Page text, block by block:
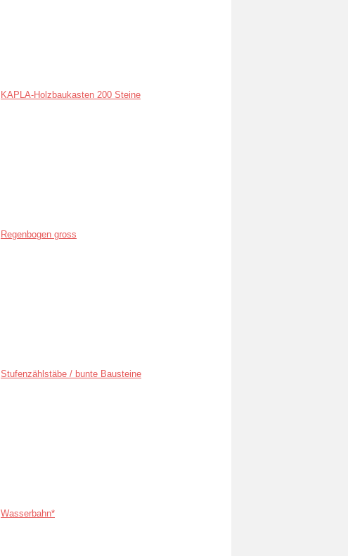
KAPLA-Holzbaukasten 200 Steine
Regenbogen gross
Stufenzählstäbe / bunte Bausteine
Wasserbahn*